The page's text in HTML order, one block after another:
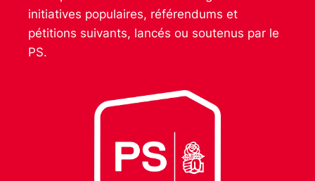
initiatives populaires, référendums et
pétitions suivants, lancés ou soutenus par le
PS.